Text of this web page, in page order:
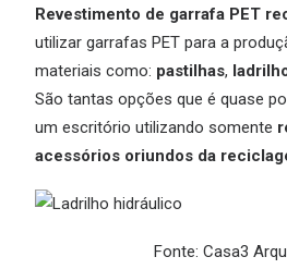
Revestimento de garrafa PET
utilizar garrafas PET para a
materiais como: pastilhas,
São tantas opções que é quase
um escritório utilizando somente
acessórios oriundos da
Fonte: Casa3